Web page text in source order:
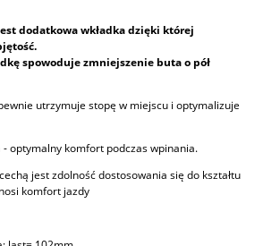
dodatkowa wkładka dzięki której
spowoduje zmniejszenie buta o pół
utrzymuje stopę w miejscu i optymalizuje
- optymalny komfort podczas wpinania.
jest zdolność dostosowania się do kształtu
komfort jazdy